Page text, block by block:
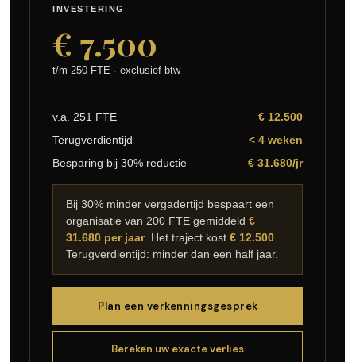
INVESTERING
€ 7.500
t/m 250 FTE · exclusief btw
v.a. 251 FTE
€ 12.500
Terugverdientijd
< 4 weken
Besparing bij 30% reductie
€ 31.680/jr
Bij 30% minder vergadertijd bespaart een
organisatie van 200 FTE gemiddeld€
31.680 per jaar. Het traject kost€ 12.500
Terugverdientijd: minder dan een half jaar.
Plan een verkenningsgesprek
Bereken uw exacte verlies